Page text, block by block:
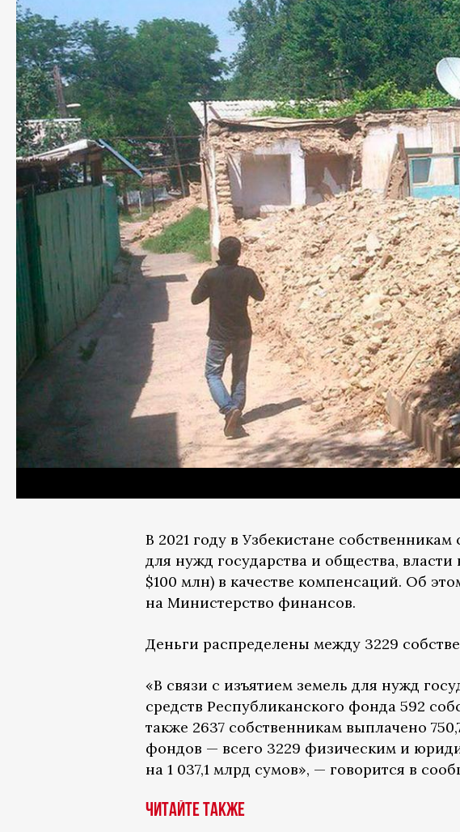
В 2021 году в Узбекистане
для нужд государства и общества,
$100 млн) в качестве компенсаций. Об
на Министерство финансов.
Деньги распределены между 3229
«В связи с изъятием земель для нужд
средств Республиканского фонда 592
также 2637 собственникам выплачено
фондов — всего 3229 физическим и
на 1 037,1 млрд сумов», — говорится в
Читайте также